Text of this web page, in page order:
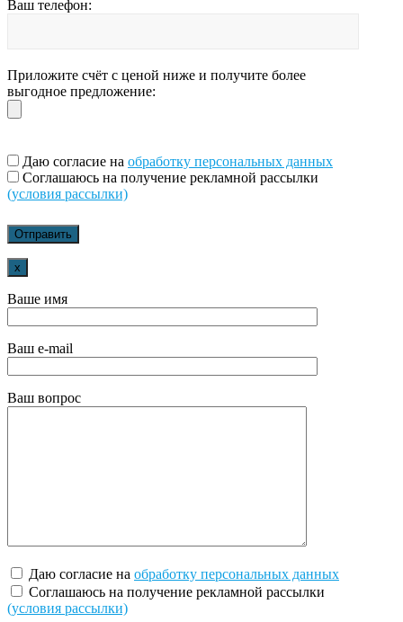
Ваш телефон:
Приложите счёт с ценой ниже и получите более
выгодное предложение:
Даю согласие на обработку персональных данных
Соглашаюсь на получение рекламной рассылки
(условия рассылки)
x
Ваше имя
Ваш e-mail
Ваш вопрос
Даю согласие на обработку персональных данных
Соглашаюсь на получение рекламной рассылки
(условия рассылки)